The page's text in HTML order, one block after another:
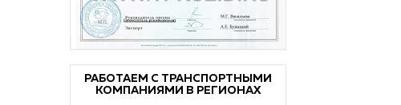
РАБОТАЕМ С ТРАНСПОРТНЫМИ
КОМПАНИЯМИ В РЕГИОНАХ